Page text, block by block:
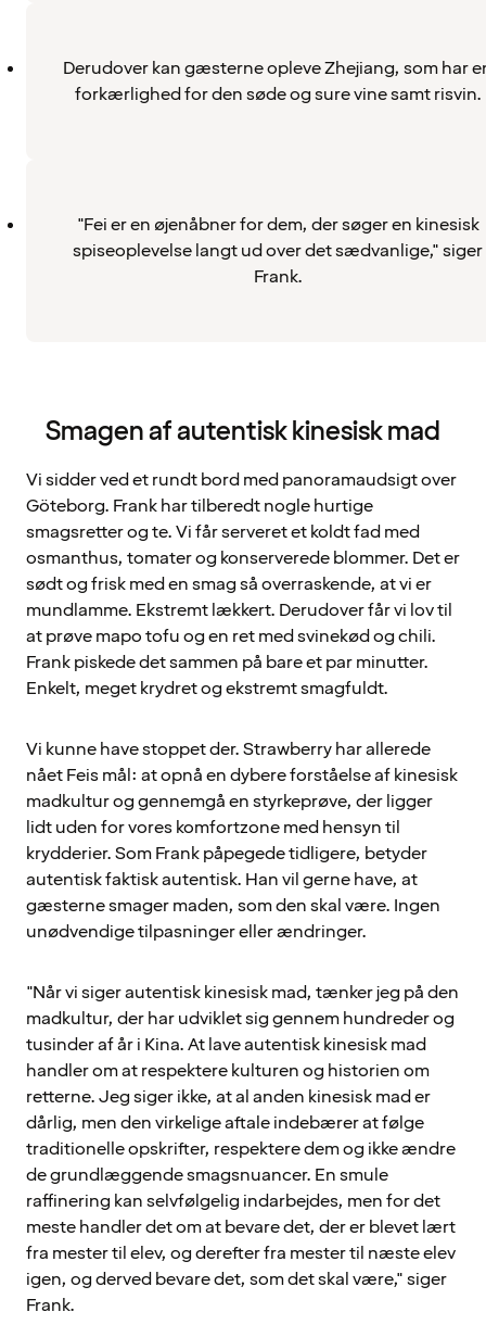
Derudover kan gæsterne opleve Zhejiang, som har
forkærlighed for den søde og sure vine samt risvin.
"Fei er en øjenåbner for dem, der søger en kinesisk
spiseoplevelse langt ud over det sædvanlige," siger
Frank.
Smagen af autentisk kinesisk mad
Vi sidder ved et rundt bord med panoramaudsigt over
Göteborg. Frank har tilberedt nogle hurtige
smagsretter og te. Vi får serveret et koldt fad med
osmanthus, tomater og konserverede blommer. Det er
sødt og frisk med en smag så overraskende, at vi er
mundlamme. Ekstremt lækkert. Derudover får vi lov til
at prøve mapo tofu og en ret med svinekød og chili.
Frank piskede det sammen på bare et par minutter.
Enkelt, meget krydret og ekstremt smagfuldt.
Vi kunne have stoppet der. Strawberry har allerede
nået Feis mål: at opnå en dybere forståelse af kinesisk
madkultur og gennemgå en styrkeprøve, der ligger
lidt uden for vores komfortzone med hensyn til
krydderier. Som Frank påpegede tidligere, betyder
autentisk faktisk autentisk. Han vil gerne have, at
gæsterne smager maden, som den skal være. Ingen
unødvendige tilpasninger eller ændringer.
"Når vi siger autentisk kinesisk mad, tænker jeg på den
madkultur, der har udviklet sig gennem hundreder og
tusinder af år i Kina. At lave autentisk kinesisk mad
handler om at respektere kulturen og historien om
retterne. Jeg siger ikke, at al anden kinesisk mad er
dårlig, men den virkelige aftale indebærer at følge
traditionelle opskrifter, respektere dem og ikke ændre
de grundlæggende smagsnuancer. En smule
raffinering kan selvfølgelig indarbejdes, men for det
meste handler det om at bevare det, der er blevet lært
fra mester til elev, og derefter fra mester til næste elev
igen, og derved bevare det, som det skal være," siger
Frank.